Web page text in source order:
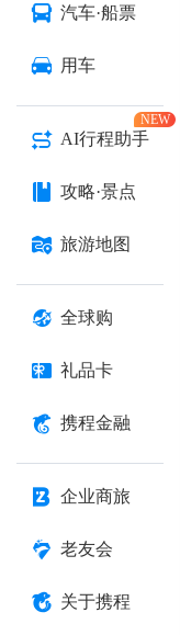
汽车·船票
用车
AI行程助手
NEW
攻略·景点
旅游地图
全球购
礼品卡
携程金融
企业商旅
老友会
关于携程